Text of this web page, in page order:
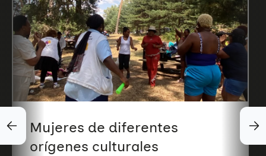
Mujeres de diferentes
orígenes culturales